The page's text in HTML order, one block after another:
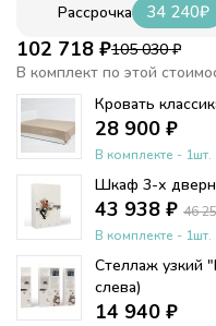
Рассрочка 34 240₽
В комплект по этой
Кровать
28 900 ₽
В комплекте - 1шт.
Шкаф 3-х
43 938 ₽ 46
В комплекте - 1шт.
Стеллаж узкий
слева)
14 940 ₽
102 718 ₽105 030₽